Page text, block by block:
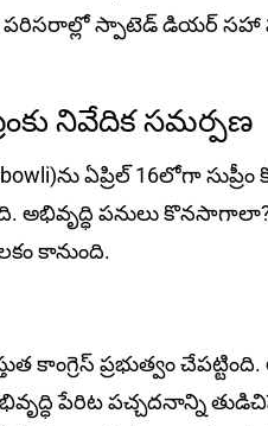
పరిసరాల్లో స్పాటెడ్ డియర్ సహా
నివేదిక స‌మ‌ర్ప‌ణ‌
ఏప్రిల్ 16లోగా
అభివృద్ధి పనులు
కానుంది.
కాంగ్రెస్ ప్రభుత్వం
పేరిట పచ్చదనాన్ని